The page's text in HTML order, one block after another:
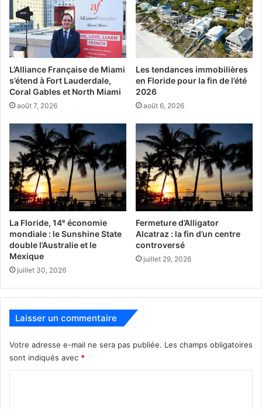
sa curatrice, Katherine Hinds. Puis, de décennie en
décennie, ça s’est agrandit jusqu’à la dimension actuelle
de 4645m2.
Lors de la Miami Art Week, début décembre, la Margulies
est prise d’assaut par des milliers de visiteurs
internationaux. Le reste du temps vous pouvez vous
perdre presque seul dans ces galeries, ce qui provoque
c’est un peu comme si vous étiez « téléporté » depuis le
vaisseau de Star Trek vers une nouvelle planète dont vous
n’aviez pas connaissance.
L’Alliance Française de Miami
s’étend à Fort Lauderdale,
Coral Gables et North Miami
août 7, 2026
Les tendances immobilières
en Floride pour la fin de l’été
2026
août 6, 2026
La Floride, 14ᵉ économie
mondiale : le Sunshine State
double l’Australie et le
Mexique
juillet 30, 2026
Fermeture d’Alligator
Alcatraz : la fin d’un centre
controversé
juillet 29, 2026
Laisser un commentaire
Votre adresse e-mail ne sera pas publiée. Les champs obligatoires
sont indiqués avec *